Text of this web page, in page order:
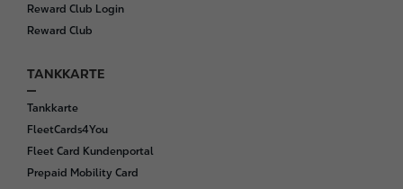
Reward Club Login
Reward Club
TANKKARTE
Tankkarte
FleetCards4You
Fleet Card Kundenportal
Prepaid Mobility Card